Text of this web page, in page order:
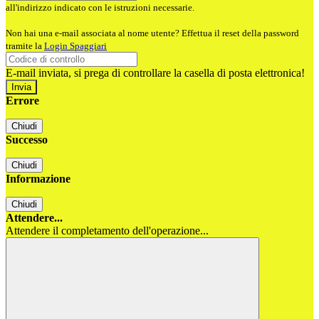
all'indirizzo indicato con le istruzioni necessarie.
Non hai una e-mail associata al nome utente? Effettua il reset della password
tramite la Login Spaggiari
E-mail inviata, si prega di controllare la casella di posta elettronica!
Errore
Chiudi
Successo
Chiudi
Informazione
Chiudi
Attendere...
Attendere il completamento dell'operazione...